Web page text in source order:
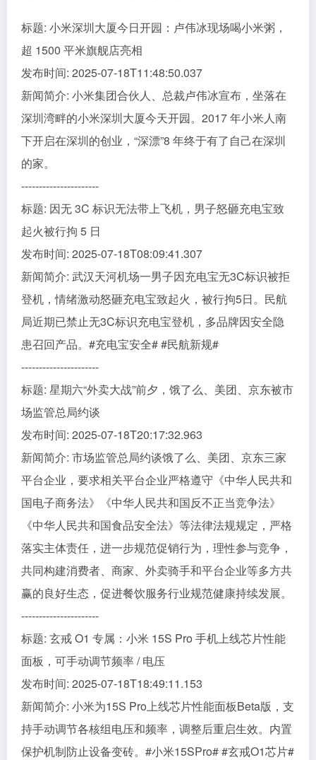
标题: 小米深圳大厦今日开园：卢伟冰现场喝小米粥，
超 1500 平米旗舰店亮相
发布时间: 2025-07-18T11:48:50.037
新闻简介: 小米集团合伙人、总裁卢伟冰宣布，坐落在
深圳湾畔的小米深圳大厦今天开园。2017 年小米人南
下开启在深圳的创业，“深漂”8 年终于有了自己在深圳
的家。
----------------------
标题: 因无 3C 标识无法带上飞机，男子怒砸充电宝致
起火被行拘 5 日
发布时间: 2025-07-18T08:09:41.307
新闻简介: 武汉天河机场一男子因充电宝无3C标识被拒
登机，情绪激动怒砸充电宝致起火，被行拘5日。民航
局近期已禁止无3C标识充电宝登机，多品牌因安全隐
患召回产品。#充电宝安全# #民航新规#
----------------------
标题: 星期六“外卖大战”前夕，饿了么、美团、京东被市
场监管总局约谈
发布时间: 2025-07-18T20:17:32.963
新闻简介: 市场监管总局约谈饿了么、美团、京东三家
平台企业，要求相关平台企业严格遵守《中华人民共和
国电子商务法》《中华人民共和国反不正当竞争法》
《中华人民共和国食品安全法》等法律法规规定，严格
落实主体责任，进一步规范促销行为，理性参与竞争，
共同构建消费者、商家、外卖骑手和平台企业等多方共
赢的良好生态，促进餐饮服务行业规范健康持续发展。
----------------------
标题: 玄戒 O1 专属：小米 15S Pro 手机上线芯片性能
面板，可手动调节频率 / 电压
发布时间: 2025-07-18T18:49:11.153
新闻简介: 小米为15S Pro上线芯片性能面板Beta版，支
持手动调节各核组电压和频率，调整后重启生效。内置
保护机制防止设备变砖。#小米15SPro# #玄戒O1芯片#